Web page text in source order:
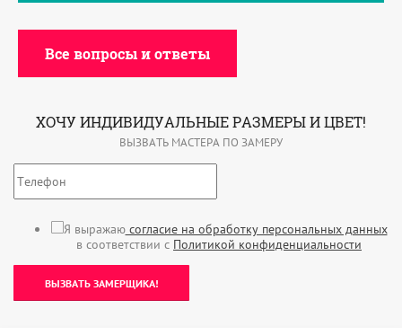
Все вопросы и ответы
ХОЧУ ИНДИВИДУАЛЬНЫЕ РАЗМЕРЫ И ЦВЕТ!
ВЫЗВАТЬ МАСТЕРА ПО ЗАМЕРУ
Я выражаюсогласие на обработку персональных данных
в соответствии с Политикой конфиденциальности
ВЫЗВАТЬ ЗАМЕРЩИКА!